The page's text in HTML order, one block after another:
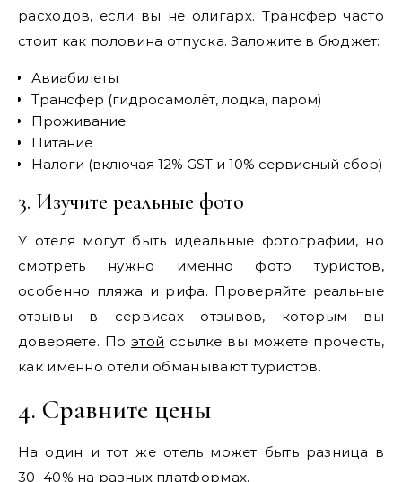
расходов, если вы не олигарх. Трансфер часто
стоит как половина отпуска. Заложите в бюджет:
Авиабилеты
Трансфер (гидросамолёт, лодка, паром)
Проживание
Питание
Налоги (включая 12% GST и 10% сервисный сбор)
3. Изучите реальные фото
У отеля могут быть идеальные фотографии, но
смотреть нужно именно фото туристов,
особенно пляжа и рифа. Проверяйте реальные
отзывы в сервисах отзывов, которым вы
доверяете. Поэтой ссылке вы можете прочесть,
как именно отели обманывают туристов.
4. Сравните цены
На один и тот же отель может быть разница в
30–40% на разных платформах.